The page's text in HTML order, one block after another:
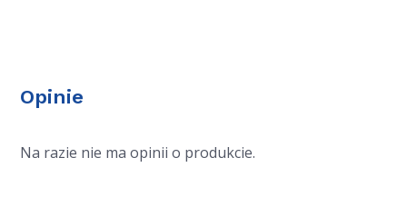
Opinie
Na razie nie ma opinii o produkcie.